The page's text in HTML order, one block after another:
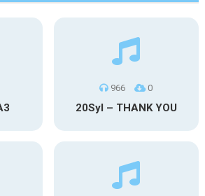
966 0
20Syl – THANK YOU